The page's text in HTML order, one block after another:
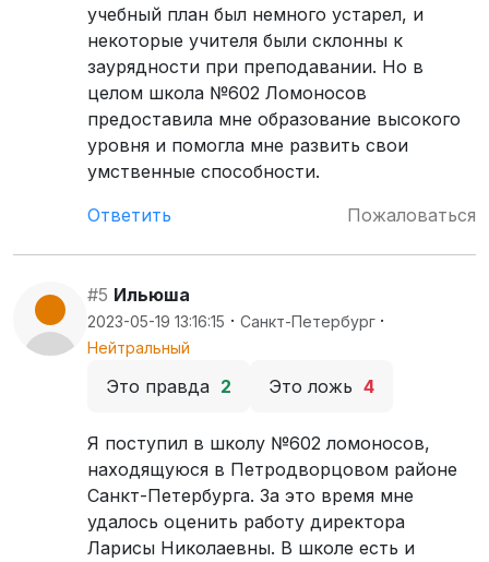
учебный план был немного устарел, и
некоторые учителя были склонны к
заурядности при преподавании. Но в
целом школа №602 Ломоносов
предоставила мне образование высокого
уровня и помогла мне развить свои
умственные способности.
Ответить
Пожаловаться
#5 Ильюша
2023-05-19 13:16:15 · Санкт-Петербург ·
Нейтральный
Это правда 2 Это ложь 4
Я поступил в школу №602 ломоносов,
находящуюся в Петродворцовом районе
Санкт-Петербурга. За это время мне
удалось оценить работу директора
Ларисы Николаевны. В школе есть и